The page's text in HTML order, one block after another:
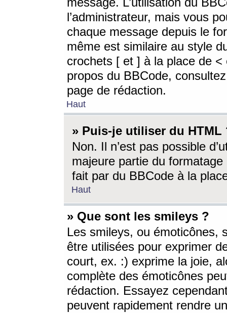
l’administrateur, mais vous
chaque message depuis le
même est similaire au style
crochets [ et ] à la place de <
propos du BBCode,
page de rédaction.
Haut
» Puis-je utiliser du HTML
Non. Il n’est pas possible
majeure partie du
fait par du BBCode à la
Haut
» Que sont les smileys ?
Les smileys, ou émoticônes,
être utilisées pour exprimer
court, ex. :) exprime la joie,
complète des émoticônes
rédaction. Essayez
peuvent rapidement rendre